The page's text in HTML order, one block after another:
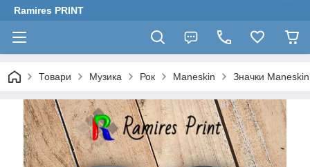
Ramires PRINT
Товари Музика Рок Maneskin Значки Maneskin